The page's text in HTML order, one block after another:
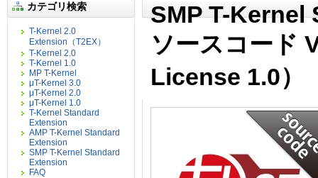
カテゴリ検索
T-Kernel 2.0
Extension（T2EX）
T-Kernel 2.0
T-Kernel 1.0
MP T-Kernel
μT-Kernel 3.0
μT-Kernel 2.0
μT-Kernel 1.0
T-Kernel Standard
Extension
AMP T-Kernel Standard
Extension
SMP T-Kernel Standard
Extension
FAQ
SMP T-
ソースコード
License 1.0）